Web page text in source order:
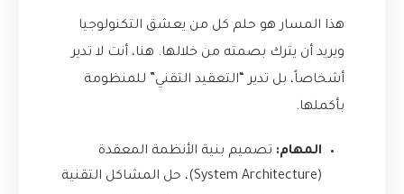
هذا المسار هو حلم كل من يعشق التكنولوجيا
ويريد أن يترك بصمته من خلالها. هنا، أنت لا تدير
أشخاصاً، بل تدير “التعقيد التقني” للمنظومة
بأكملها.
المهام: تصميم بنية الأنظمة المعقدة
(System Architecture)، حل المشاكل التقنية